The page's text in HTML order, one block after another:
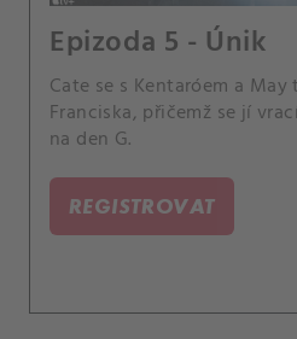
Epizoda 5 - Únik
Cate se s Kentaróem a
Franciska, přičemž se jí
na den G.
REGISTROVAT